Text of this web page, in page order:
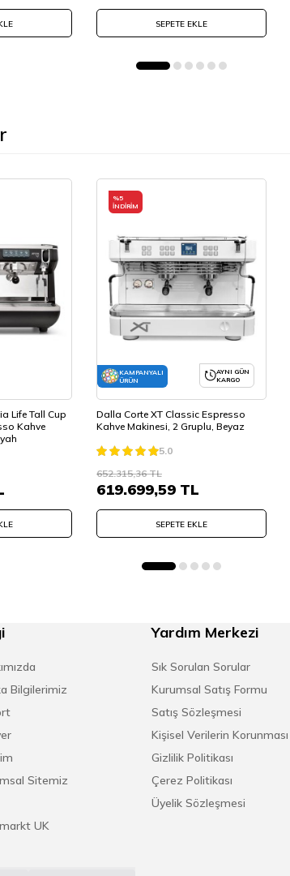
50Hz
SEPETE EKLE
Life Tall Cup
Kahve
%5
İNDIRIM
KAMPANYALI
ÜRÜN
AYNI GÜN
KARGO
Dalla Corte XT Classic Espresso
Kahve Makinesi, 2 Gruplu, Beyaz
5.0
652.315,36TL
619.699,59 TL
SEPETE EKLE
Bilgilerimiz
Sitemiz
UK
Yardım Merkezi
Sık Sorulan Sorular
Kurumsal Satış Formu
Satış Sözleşmesi
Kişisel Verilerin Korunması
Gizlilik Politikası
Çerez Politikası
Üyelik Sözleşmesi